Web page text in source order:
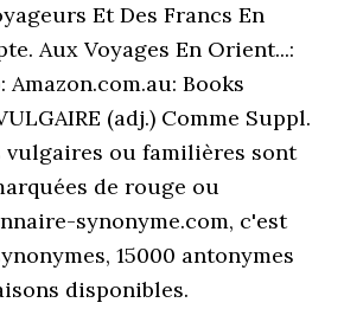
Et Des Francs En
Aux Voyages En Orient...:
Amazon.com.au: Books
(adj.) Comme Suppl.
ou familières sont
de rouge ou
synonyme.com, c'est
15000 antonymes
disponibles.